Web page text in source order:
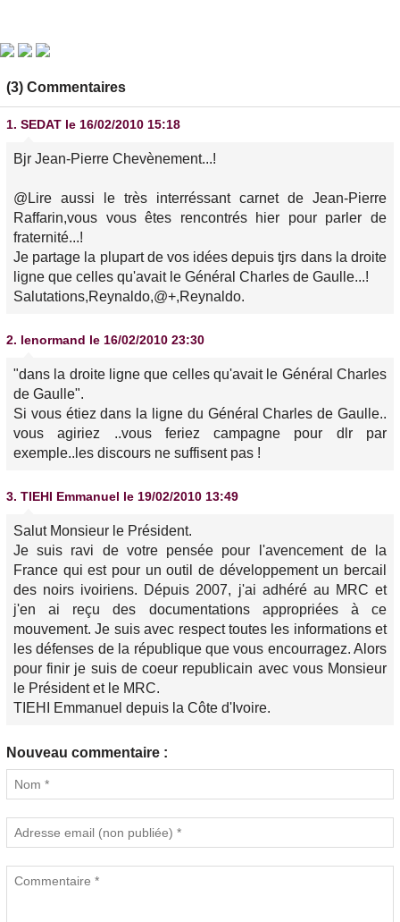
(3) Commentaires
1. SEDAT le 16/02/2010 15:18
Bjr Jean-Pierre Chevènement...!
@Lire aussi le très interréssant carnet de Jean-Pierre
Raffarin,vous vous êtes rencontrés hier pour parler de
fraternité...!
Je partage la plupart de vos idées depuis tjrs dans la droite
ligne que celles qu'avait le Général Charles de Gaulle...!
Salutations,Reynaldo,@+,Reynaldo.
2. lenormand le 16/02/2010 23:30
"dans la droite ligne que celles qu'avait le Général Charles
de Gaulle".
Si vous étiez dans la ligne du Général Charles de Gaulle..
vous agiriez ..vous feriez campagne pour dlr par
exemple..les discours ne suffisent pas !
3. TIEHI Emmanuel le 19/02/2010 13:49
Salut Monsieur le Président.
Je suis ravi de votre pensée pour l'avencement de la
France qui est pour un outil de développement un bercail
des noirs ivoiriens. Dépuis 2007, j'ai adhéré au MRC et
j'en ai reçu des documentations appropriées à ce
mouvement. Je suis avec respect toutes les informations et
les défenses de la république que vous encourragez. Alors
pour finir je suis de coeur republicain avec vous Monsieur
le Président et le MRC.
TIEHI Emmanuel depuis la Côte d'Ivoire.
Nouveau commentaire :